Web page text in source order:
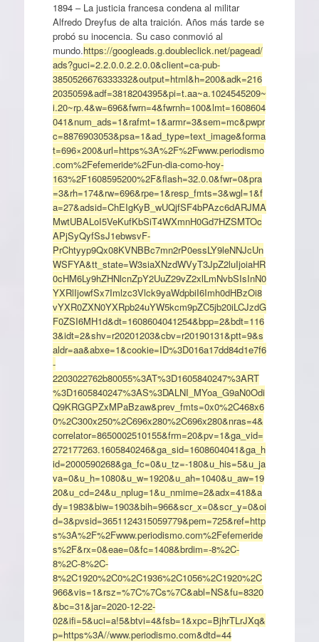
1894 – La justicia francesa condena al militar
Alfredo Dreyfus de alta traición. Años más tarde se
probó su inocencia. Su caso conmovió al
mundo.https://googleads.g.doubleclick.net/pagead/
ads?guci=2.2.0.0.2.2.0.0&client=ca-pub-
3850526676333332&output=html&h=200&adk=216
2035059&adf=3818204395&pi=t.aa~a.1024545209~
i.20~rp.4&w=696&fwrn=4&fwrnh=100&lmt=1608604
041&num_ads=1&rafmt=1&armr=3&sem=mc&pwpr
c=8876903053&psa=1&ad_type=text_image&forma
t=696×200&url=https%3A%2F%2Fwww.periodismo
.com%2Fefemeride%2Fun-dia-como-hoy-
163%2F1608595200%2F&flash=32.0.0&fwr=0&pra
=3&rh=174&rw=696&rpe=1&resp_fmts=3&wgl=1&f
a=27&adsid=ChEIgKyB_wUQjfSF4bPAzc6dARJMA
MwtUBALoI5VeKufKbSiT4WXmnH0Gd7HZSMTOc
APjSyQyfSsJ1ebwsvF-
PrChtyyp9Qx08KVNBBc7mn2rP0essLY9leNNJcUn
WSFYA&tt_state=W3siaXNzdWVyT3JpZ2luIjoiaHR
0cHM6Ly9hZHNlcnZpY2UuZ29vZ2xlLmNvbSIsInN0
YXRlIjowfSx7Imlzc3Vlck9yaWdpbiI6Imh0dHBzOi8
vYXR0ZXN0YXRpb24uYW5kcm9pZC5jb20iLCJzdG
F0ZSI6MH1d&dt=1608604041254&bpp=2&bdt=116
3&idt=2&shv=r20201203&cbv=r20190131&ptt=9&s
aldr=aa&abxe=1&cookie=ID%3D016a17dd84d1e7f6
-
2203022762b80055%3AT%3D1605840247%3ART
%3D1605840247%3AS%3DALNI_MYoa_G9aN0Odi
Q9KRGGPZxMPaBzaw&prev_fmts=0x0%2C468x6
0%2C300x250%2C696x280%2C696x280&nras=4&
correlator=8650002510155&frm=20&pv=1&ga_vid=
272177263.1605840246&ga_sid=1608604041&ga_h
id=2000590268&ga_fc=0&u_tz=-180&u_his=5&u_ja
va=0&u_h=1080&u_w=1920&u_ah=1040&u_aw=19
20&u_cd=24&u_nplug=1&u_nmime=2&adx=418&a
dy=1983&biw=1903&bih=966&scr_x=0&scr_y=0&oi
d=3&pvsid=3651124315059779&pem=725&ref=http
s%3A%2F%2Fwww.periodismo.com%2Fefemeride
s%2F&rx=0&eae=0&fc=1408&brdim=-8%2C-
8%2C-8%2C-
8%2C1920%2C0%2C1936%2C1056%2C1920%2C
966&vis=1&rsz=%7C%7Cs%7C&abl=NS&fu=8320
&bc=31&jar=2020-12-22-
02&ifi=5&uci=a!5&btvi=4&fsb=1&xpc=BjhrTLrJXq&
p=https%3A//www.periodismo.com&dtd=44